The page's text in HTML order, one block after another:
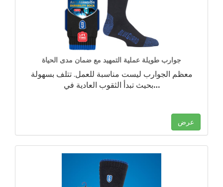
جوارب طويلة عملية التمهيد مع ضمان مدى الحياة
معظم الجوارب ليست مناسبة للعمل. تتلف بسهولة
بحيث تبدأ الثقوب العادية في…
عرض